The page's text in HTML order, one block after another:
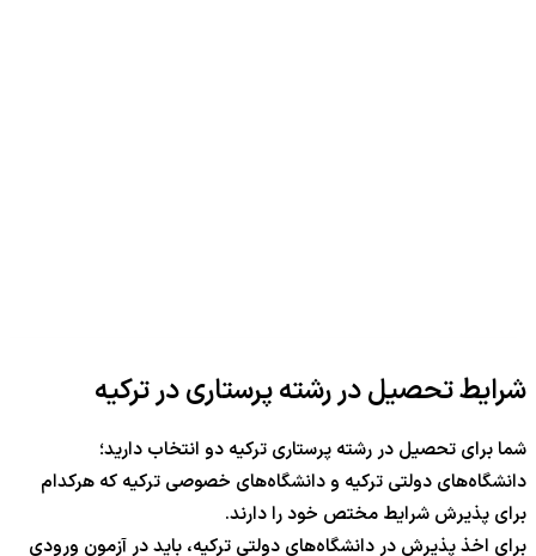
شرایط تحصیل در رشته پرستاری در ترکیه
شما برای تحصیل در رشته پرستاری ترکیه دو انتخاب دارید؛
دانشگاه‌های دولتی ترکیه و دانشگاه‌های خصوصی ترکیه که هرکدام
برای پذیرش شرایط مختص خود را دارند.
برای اخذ پذیرش در دانشگاه‌های دولتی ترکیه، باید در آزمون ورودی